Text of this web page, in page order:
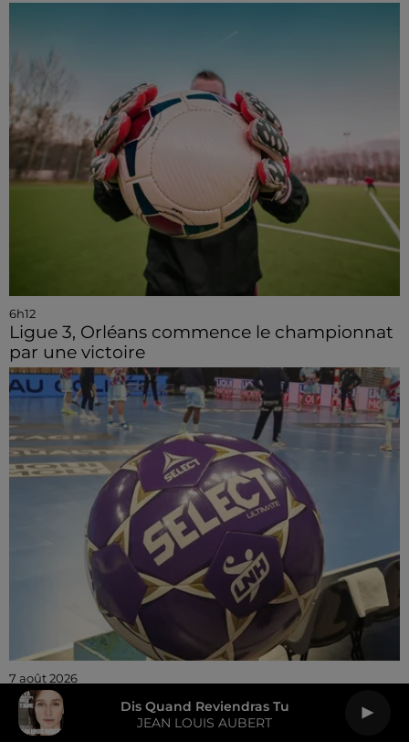
Dis Quand Reviendras Tu
JEAN LOUIS AUBERT
6h12
Ligue 3, Orléans commence le championnat
par une victoire
7 août 2026
Un départ au C'CMHB